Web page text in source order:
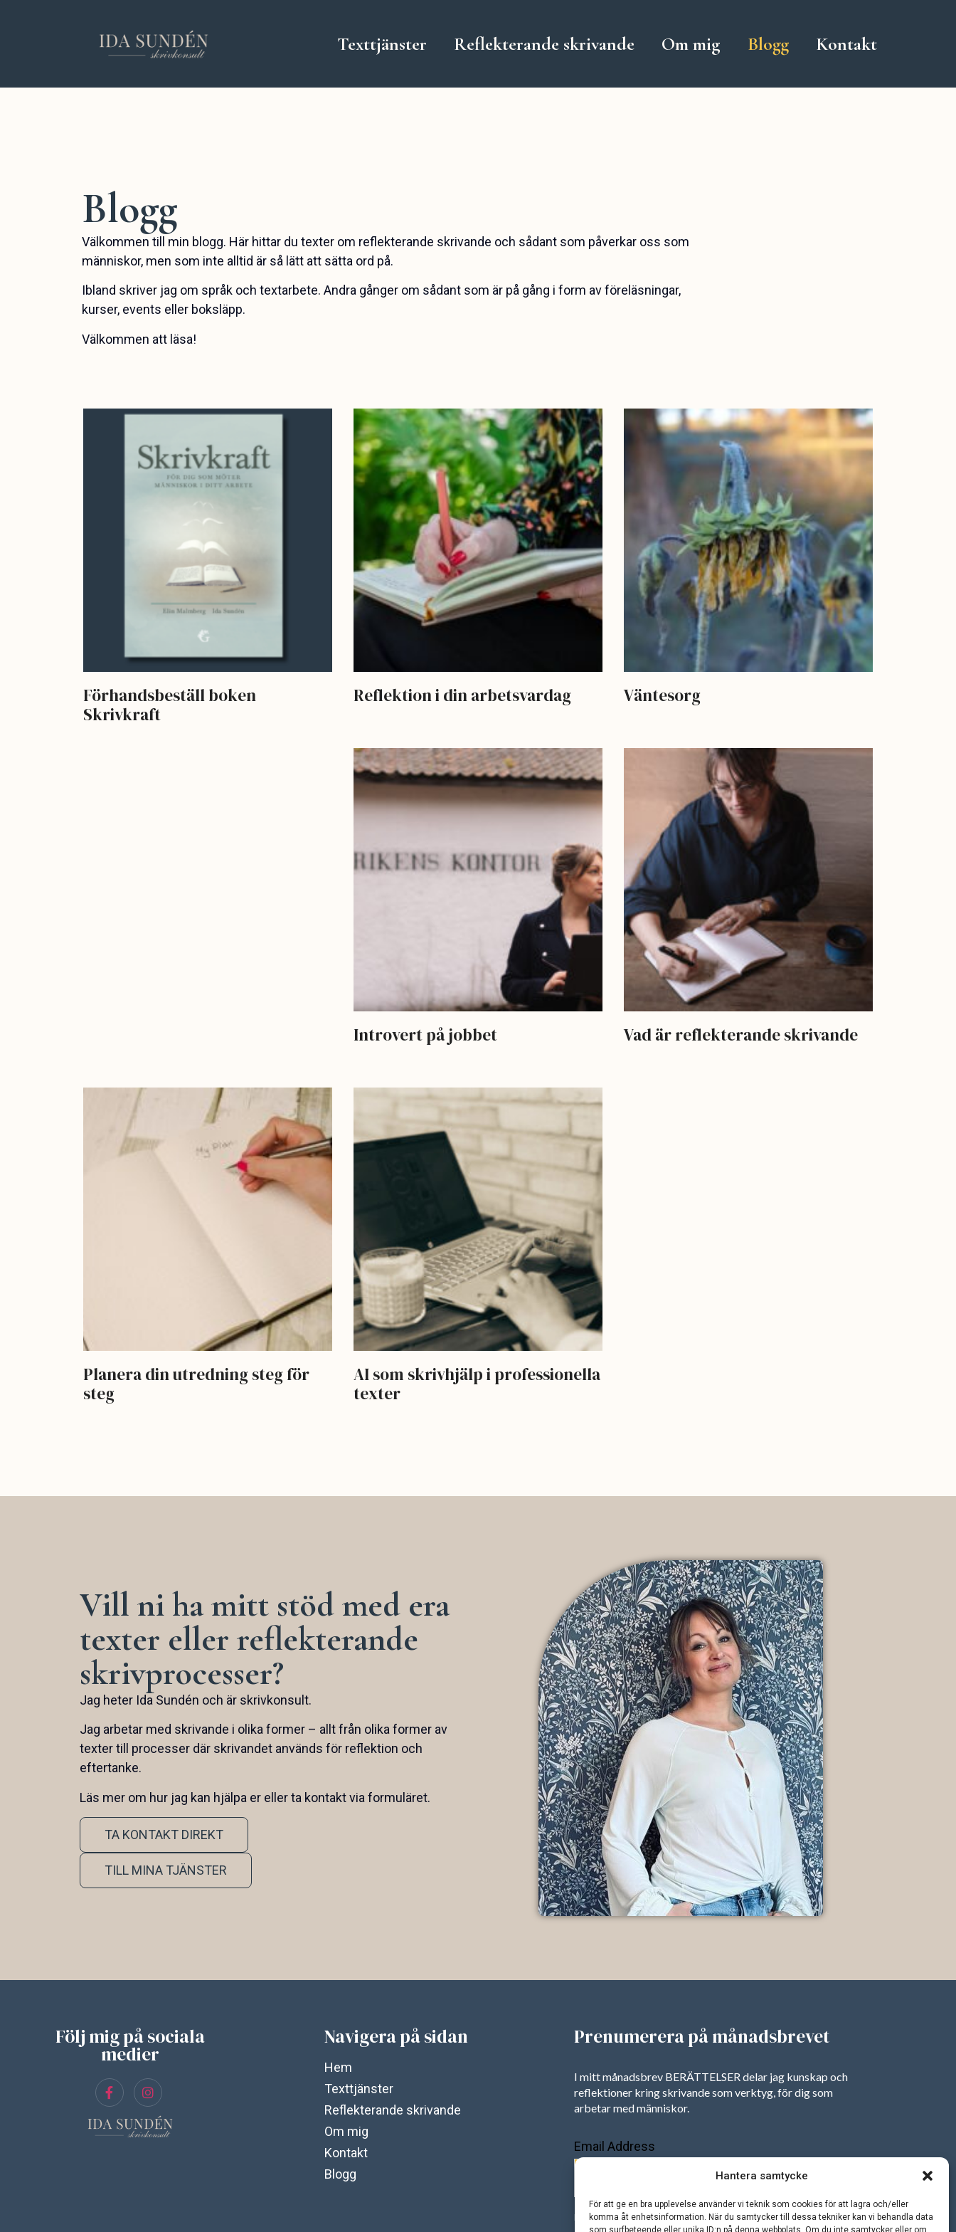
Hantera samtycke
För att ge en bra upplevelse använder vi teknik som cookies för att lagra och/eller
komma åt enhetsinformation. När du samtycker till dessa tekniker kan vi behandla data
som surfbeteende eller unika ID:n på denna webbplats. Om du inte samtycker eller om
Texttjänster Reflekterande skrivande Om mig Blogg Kontakt
Blogg
Välkommen till min blogg. Här hittar du texter om reflekterande skrivande och sådant som påverkar oss som
människor, men som inte alltid är så lätt att sätta ord på.
Ibland skriver jag om språk och textarbete. Andra gånger om sådant som är på gång i form av föreläsningar,
kurser, events eller boksläpp.
Välkommen att läsa!
Förhandsbeställ boken
Skrivkraft
Reflektion i din arbetsvardag Väntesorg
Introvert på jobbet Vad är reflekterande skrivande
Planera din utredning steg för
steg
AI som skrivhjälp i professionella
texter
Vill ni ha mitt stöd med era
texter eller reflekterande
skrivprocesser?
Jag heter Ida Sundén och är skrivkonsult.
Jag arbetar med skrivande i olika former – allt från olika former av
texter till processer där skrivandet används för reflektion och
eftertanke.
Läs mer om hur jag kan hjälpa er eller ta kontakt via formuläret.
TA KONTAKT DIREKT
TILL MINA TJÄNSTER
Följ mig på sociala
medier
Navigera på sidan
Hem
Texttjänster
Reflekterande skrivande
Om mig
Kontakt
Blogg
Prenumerera på månadsbrevet
I mitt månadsbrev BERÄTTELSER delar jag kunskap och
reflektioner kring skrivande som verktyg, för dig som
arbetar med människor.
Email Address
SKICKA
Design av: Maria Norlin Media